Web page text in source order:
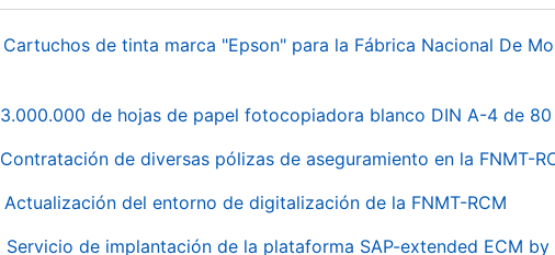
Cartuchos de tinta marca "Epson" para la Fábrica Nacional De
3.000.000 de hojas de papel fotocopiadora blanco DIN A-4 de 80
Contratación de diversas pólizas de aseguramiento en la FNMT-
Actualización del entorno de digitalización de la FNMT-RCM
Servicio de implantación de la plataforma SAP-extended ECM by